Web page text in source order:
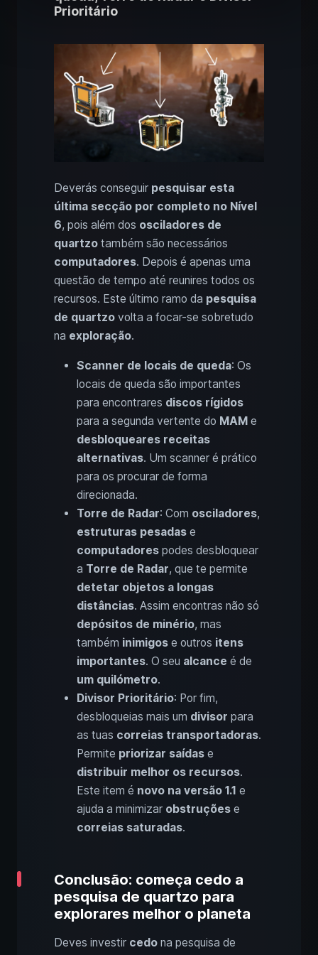
Prioritário
Deverás conseguir pesquisar esta
última secção por completo no Nível
6, pois além dos osciladores de
quartzo também são necessários
computadores. Depois é apenas uma
questão de tempo até reunires todos os
recursos. Este último ramo da pesquisa
de quartzo volta a focar-se sobretudo
na exploração.
Scanner de locais de queda: Os
locais de queda são importantes
para encontrares discos rígidos
para a segunda vertente do MAM e
desbloqueares receitas
alternativas. Um scanner é prático
para os procurar de forma
direcionada.
Torre de Radar: Com osciladores,
estruturas pesadas e
computadores podes desbloquear
a Torre de Radar, que te permite
detetar objetos a longas
distâncias. Assim encontras não só
depósitos de minério, mas
também inimigos e outros itens
importantes. O seu alcance é de
um quilómetro.
Divisor Prioritário: Por fim,
desbloqueias mais um divisor para
as tuas correias transportadoras.
Permite priorizar saídas e
distribuir melhor os recursos.
Este item é novo na versão 1.1 e
ajuda a minimizar obstruções e
correias saturadas.
Conclusão: começa cedo a
pesquisa de quartzo para
explorares melhor o planeta
Deves investir cedo na pesquisa de